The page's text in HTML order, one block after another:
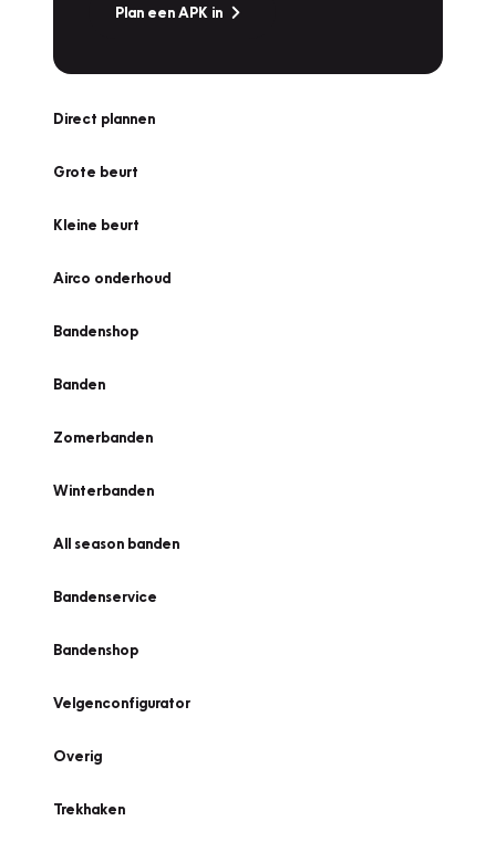
Plan een APK in
Direct plannen
Grote beurt
Kleine beurt
Airco onderhoud
Bandenshop
Banden
Zomerbanden
Winterbanden
All season banden
Bandenservice
Bandenshop
Velgenconfigurator
Overig
Trekhaken